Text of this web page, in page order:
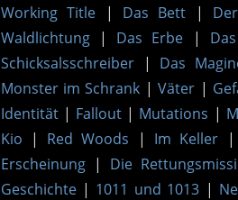
Working Title | Das Bett |
Waldlichtung | Das Erbe |
Schicksalsschreiber | Das
Monster im Schrank | Väter |
Identität | Fallout | Mutations |
Kio | Red Woods | Im Keller
Erscheinung | Die
Geschichte | 1011 und 1013 |